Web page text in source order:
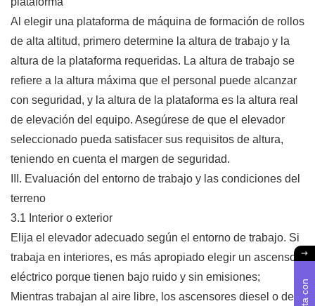
Al elegir una plataforma de máquina de formación de rollos
de alta altitud, primero determine la altura de trabajo y la
altura de la plataforma requeridas. La altura de trabajo se
refiere a la altura máxima que el personal puede alcanzar
con seguridad, y la altura de la plataforma es la altura real
de elevación del equipo. Asegúrese de que el elevador
seleccionado pueda satisfacer sus requisitos de altura,
teniendo en cuenta el margen de seguridad.
III. Evaluación del entorno de trabajo y las condiciones del
terreno
3.1 Interior o exterior
Elija el elevador adecuado según el entorno de trabajo. Si
trabaja en interiores, es más apropiado elegir un ascensor
eléctrico porque tienen bajo ruido y sin emisiones;
Mientras trabajan al aire libre, los ascensores diesel o de